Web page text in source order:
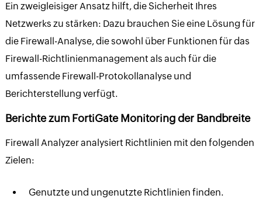
Ein zweigleisiger Ansatz hilft, die Sicherheit Ihres
Netzwerks zu stärken: Dazu brauchen Sie eine Lösung für
die Firewall-Analyse, die sowohl über Funktionen für das
Firewall-Richtlinienmanagement als auch für die
umfassende Firewall-Protokollanalyse und
Berichterstellung verfügt.
Berichte zum FortiGate Monitoring der Bandbreite
Firewall Analyzer analysiert Richtlinien mit den folgenden
Zielen:
Genutzte und ungenutzte Richtlinien finden.